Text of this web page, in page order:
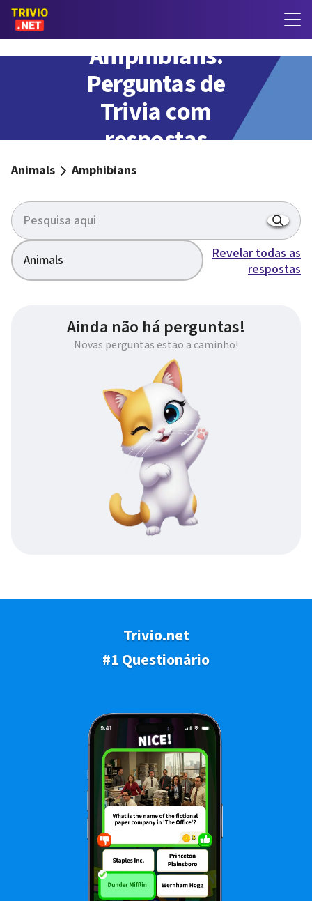
Amphibians:
Perguntas de
Trivia com
respostas
Animals Amphibians
Animals
Revelar todas as
respostas
Ainda não há perguntas!
Novas perguntas estão a caminho!
Trivio.net
#1 Questionário